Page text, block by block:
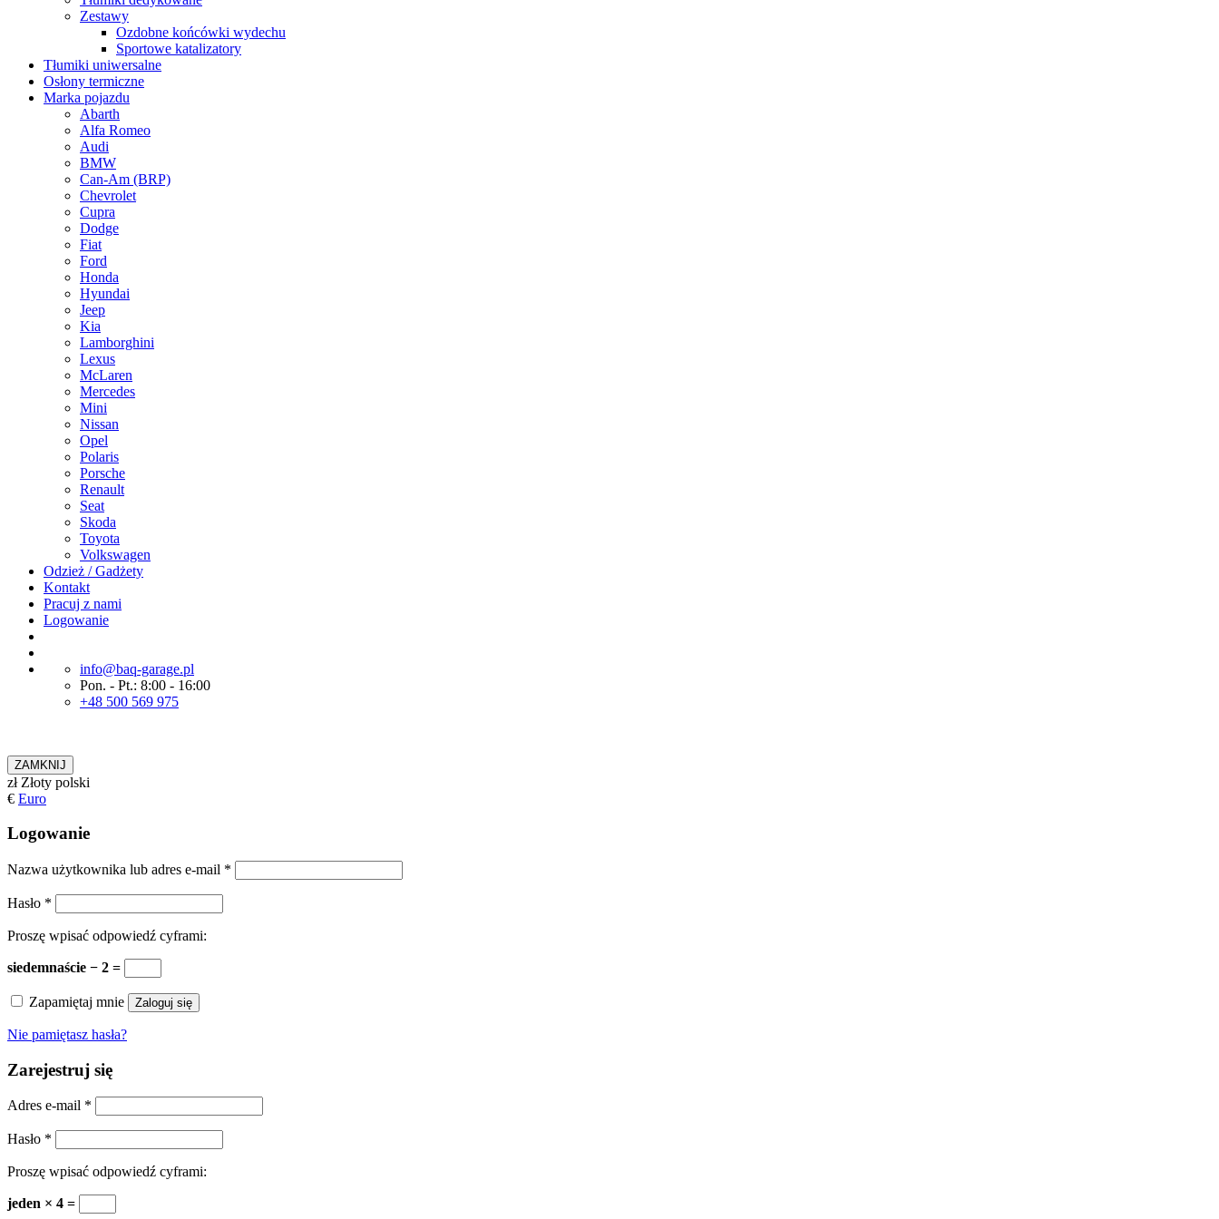
Zestawy
Ozdobne końcówki wydechu
Sportowe katalizatory
Tłumiki uniwersalne
Osłony termiczne
Marka pojazdu
Abarth
Alfa Romeo
Audi
BMW
Can-Am (BRP)
Chevrolet
Cupra
Dodge
Fiat
Ford
Honda
Hyundai
Jeep
Kia
Lamborghini
Lexus
McLaren
Mercedes
Mini
Nissan
Opel
Polaris
Porsche
Renault
Seat
Skoda
Toyota
Volkswagen
Odzież / Gadżety
Kontakt
Pracuj z nami
Logowanie
info@baq-garage.pl
Pon. - Pt.: 8:00 - 16:00
+48 500 569 975
ZAMKNIJ
zł Złoty polski
€ Euro
Logowanie
Nazwa użytkownika lub adres e-mail *
Hasło *
Proszę wpisać odpowiedź cyframi:
siedemnaście − 2 =
Zapamiętaj mnie Zaloguj się
Nie pamiętasz hasła?
Zarejestruj się
Adres e-mail *
Hasło *
Proszę wpisać odpowiedź cyframi:
jeden × 4 =